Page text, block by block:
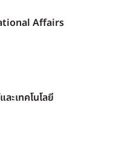
Affairs
ะเทคโนโลยี